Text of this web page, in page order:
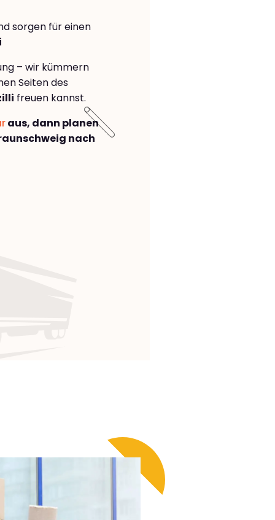
sorgen für einen
– wir kümmern
Seiten des
freuen kannst.
aus, dann planen
nach